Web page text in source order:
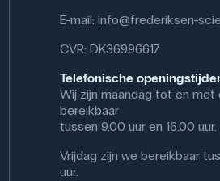
E-mail:info@frederiksen-
CVR: DK36996617
Telefonische
Wij zijn maandag tot en met
bereikbaar
tussen 9.00 uur en 16.00 uur.
Vrijdag zijn we bereikbaar
uur.